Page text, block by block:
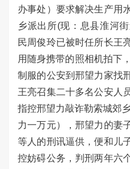
办事处）要求解决生产用
乡派出所(现：息县淮河
民周俊玲已被时任所长王
用随身携带的照相机拍下
制服的公安到邢望力家找
王亮召集二十多名公安人
指控邢望力敲诈勒索城郊
力一万元），邢望力的妻
等人的刑讯逼供，便和儿
控妨碍公务，判刑两年六